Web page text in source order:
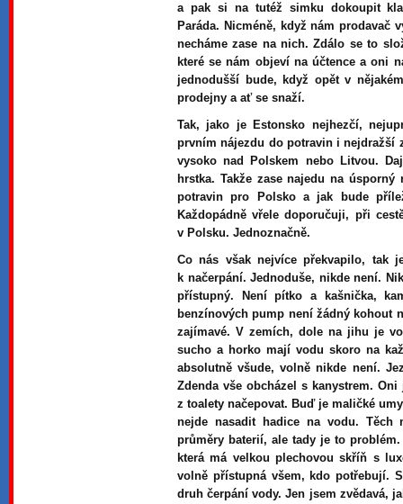
a pak si na tutéž simku dokoupit
Paráda. Nicméně, když nám
necháme zase na nich. Zdálo se to
které se nám objeví na účtence a oni
jednodušší bude, když opět v
prodejny a ať se snaží.
Tak, jako je Estonsko nejhezčí,
prvním nájezdu do potravin i nejdražší
vysoko nad Polskem nebo Litvou.
hrstka. Takže zase najedu na
potravin pro Polsko a jak bude
Každopádně vřele doporučuji, při
v Polsku. Jednoznačně.
Co nás však nejvíce překvapilo, tak
k načerpání. Jednoduše, nikde není.
přístupný. Není pítko a kašnička,
benzínových pump není žádný kohout
zajímavé. V zemích, dole na jihu je
sucho a horko mají vodu skoro na
absolutně všude, volně nikde není.
Zdenda vše obcházel s kanystrem.
z toalety načepovat. Buď je maličké
nejde nasadit hadice na vodu. Těch
průměry baterií, ale tady je to
která má velkou plechovou skříň s
volně přístupná všem, kdo potřebují.
druh čerpání vody. Jen jsem zvědavá,